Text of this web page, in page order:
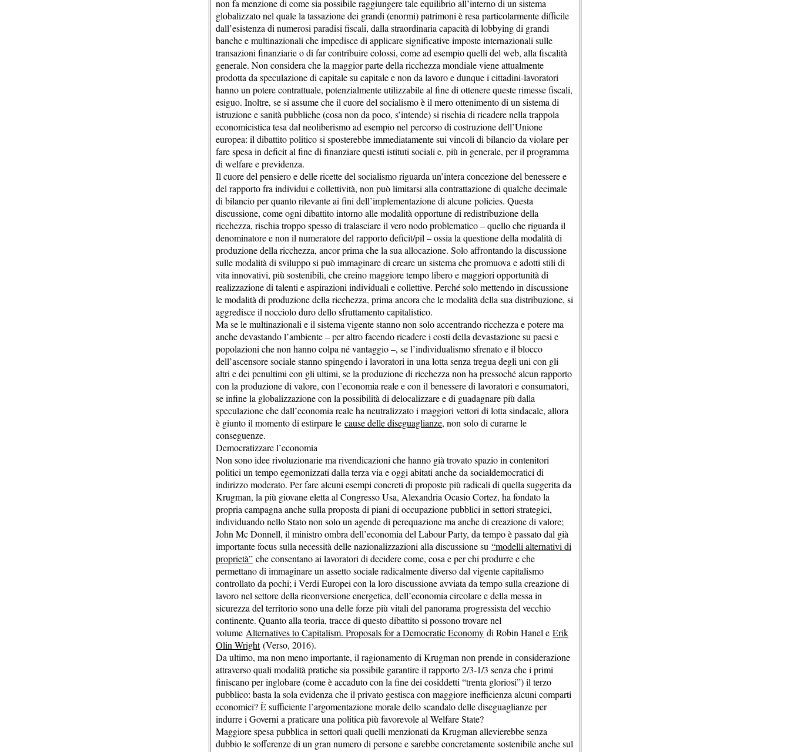
non fa menzione di come sia possibile raggiungere tale equilibrio all’interno di un sistema
globalizzato nel quale la tassazione dei grandi (enormi) patrimoni è resa particolarmente difficile
dall’esistenza di numerosi paradisi fiscali, dalla straordinaria capacità di lobbying di grandi
banche e multinazionali che impedisce di applicare significative imposte internazionali sulle
transazioni finanziarie o di far contribuire colossi, come ad esempio quelli del web, alla fiscalità
generale. Non considera che la maggior parte della ricchezza mondiale viene attualmente
prodotta da speculazione di capitale su capitale e non da lavoro e dunque i cittadini-lavoratori
hanno un potere contrattuale, potenzialmente utilizzabile al fine di ottenere queste rimesse fiscali,
esiguo. Inoltre, se si assume che il cuore del socialismo è il mero ottenimento di un sistema di
istruzione e sanità pubbliche (cosa non da poco, s’intende) si rischia di ricadere nella trappola
economicistica tesa dal neoliberismo ad esempio nel percorso di costruzione dell’Unione
europea: il dibattito politico si sposterebbe immediatamente sui vincoli di bilancio da violare per
fare spesa in deficit al fine di finanziare questi istituti sociali e, più in generale, per il programma
di welfare e previdenza.
Il cuore del pensiero e delle ricette del socialismo riguarda un’intera concezione del benessere e
del rapporto fra individui e collettività, non può limitarsi alla contrattazione di qualche decimale
di bilancio per quanto rilevante ai fini dell’implementazione di alcune policies. Questa
discussione, come ogni dibattito intorno alle modalità opportune di redistribuzione della
ricchezza, rischia troppo spesso di tralasciare il vero nodo problematico – quello che riguarda il
denominatore e non il numeratore del rapporto deficit/pil – ossia la questione della modalità di
produzione della ricchezza, ancor prima che la sua allocazione. Solo affrontando la discussione
sulle modalità di sviluppo si può immaginare di creare un sistema che promuova e adotti stili di
vita innovativi, più sostenibili, che creino maggiore tempo libero e maggiori opportunità di
realizzazione di talenti e aspirazioni individuali e collettive. Perché solo mettendo in discussione
le modalità di produzione della ricchezza, prima ancora che le modalità della sua distribuzione, si
aggredisce il nocciolo duro dello sfruttamento capitalistico.
Ma se le multinazionali e il sistema vigente stanno non solo accentrando ricchezza e potere ma
anche devastando l’ambiente – per altro facendo ricadere i costi della devastazione su paesi e
popolazioni che non hanno colpa né vantaggio –, se l’individualismo sfrenato e il blocco
dell’ascensore sociale stanno spingendo i lavoratori in una lotta senza tregua degli uni con gli
altri e dei penultimi con gli ultimi, se la produzione di ricchezza non ha pressoché alcun rapporto
con la produzione di valore, con l’economia reale e con il benessere di lavoratori e consumatori,
se infine la globalizzazione con la possibilità di delocalizzare e di guadagnare più dalla
speculazione che dall’economia reale ha neutralizzato i maggiori vettori di lotta sindacale, allora
è giunto il momento di estirpare le cause delle diseguaglianze, non solo di curarne le
conseguenze.
Democratizzare l’economia
Non sono idee rivoluzionarie ma rivendicazioni che hanno già trovato spazio in contenitori
politici un tempo egemonizzati dalla terza via e oggi abitati anche da socialdemocratici di
indirizzo moderato. Per fare alcuni esempi concreti di proposte più radicali di quella suggerita da
Krugman, la più giovane eletta al Congresso Usa, Alexandria Ocasio Cortez, ha fondato la
propria campagna anche sulla proposta di piani di occupazione pubblici in settori strategici,
individuando nello Stato non solo un agende di perequazione ma anche di creazione di valore;
John Mc Donnell, il ministro ombra dell’economia del Labour Party, da tempo è passato dal già
importante focus sulla necessità delle nazionalizzazioni alla discussione su “modelli alternativi di
proprietà” che consentano ai lavoratori di decidere come, cosa e per chi produrre e che
permettano di immaginare un assetto sociale radicalmente diverso dal vigente capitalismo
controllato da pochi; i Verdi Europei con la loro discussione avviata da tempo sulla creazione di
lavoro nel settore della riconversione energetica, dell’economia circolare e della messa in
sicurezza del territorio sono una delle forze più vitali del panorama progressista del vecchio
continente. Quanto alla teoria, tracce di questo dibattito si possono trovare nel
volume Alternatives to Capitalism. Proposals for a Democratic Economy di Robin Hanel e Erik
Olin Wright(Verso, 2016).
Da ultimo, ma non meno importante, il ragionamento di Krugman non prende in considerazione
attraverso quali modalità pratiche sia possibile garantire il rapporto 2/3-1/3 senza che i primi
finiscano per inglobare (come è accaduto con la fine dei cosiddetti “trenta gloriosi”) il terzo
pubblico: basta la sola evidenza che il privato gestisca con maggiore inefficienza alcuni comparti
economici? È sufficiente l’argomentazione morale dello scandalo delle diseguaglianze per
indurre i Governi a praticare una politica più favorevole al Welfare State?
Maggiore spesa pubblica in settori quali quelli menzionati da Krugman allevierebbe senza
dubbio le sofferenze di un gran numero di persone e sarebbe concretamente sostenibile anche sul